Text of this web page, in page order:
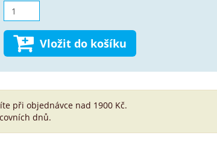
Vložit do košíku
při objednávce nad 1900 Kč.
dnů.